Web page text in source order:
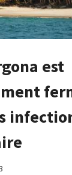
est